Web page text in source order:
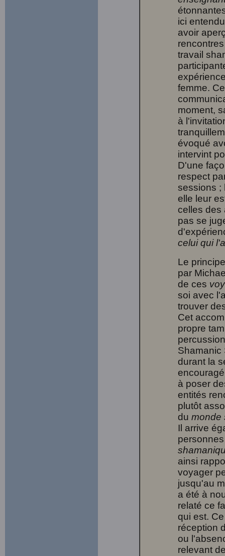
ici
avoir
travail
femme.
moment,
à
évoqué
intervint
D'une
respect
sessions ;
elle leur
celles des
pas se
celui qui
Le
par
de ces
soi avec
trouver
Cet
propre
Shamanic
durant la
à poser
entités
plutôt
du monde
Il arrive
ainsi
voyager
jusqu'au
a été à
relaté ce
qui est.
réception
ou
relevant